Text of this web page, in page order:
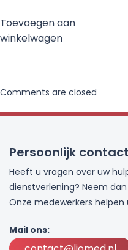
Toevoegen aan
winkelwagen
Comments are closed
Persoonlijk contact
Heeft u vragen over uw
dienstverlening? Neem
Onze medewerkers helpen
Mail ons: